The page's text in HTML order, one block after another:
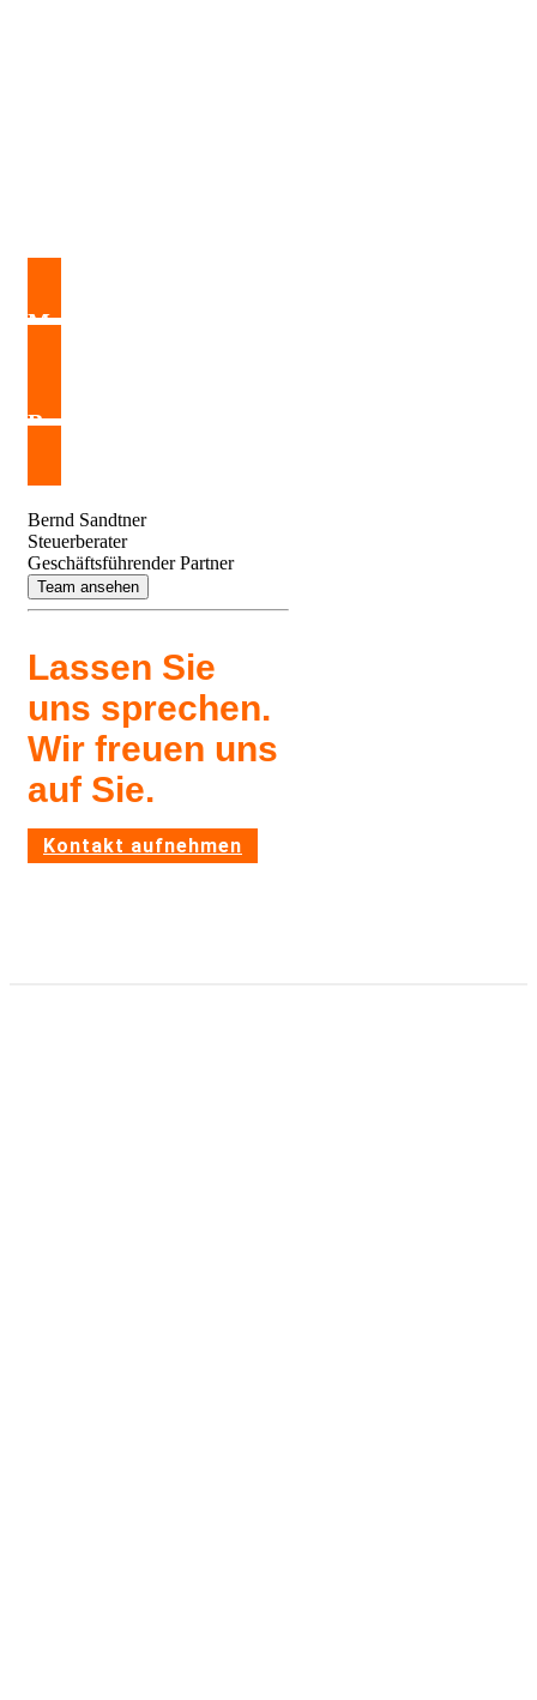
Mandats­an­frage
Bewer­bung
Bernd Sandtner
Steuer­berater
Geschäfts­füh­render Partner
Team ansehen
Lassen Sie
uns spre­chen.
Wir freuen uns
auf Sie.
Kontakt aufnehmen